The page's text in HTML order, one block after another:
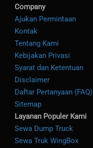
Company
Ajukan Permintaan
Kontak
Tentang Kami
Kebijakan Privasi
Syarat dan Ketentuan
Disclaimer
Daftar Pertanyaan (FAQ)
Sitemap
Layanan Populer Kami
Sewa Dump Truck
Sewa Truk WingBox